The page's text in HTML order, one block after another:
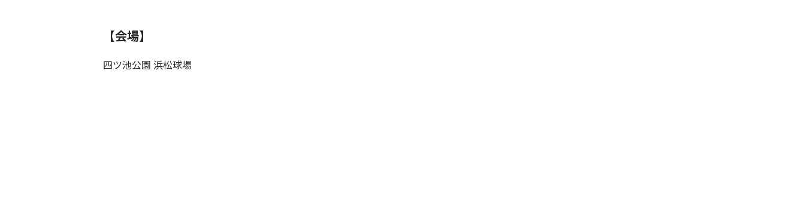
【会場】
四ツ池公園 浜松球場